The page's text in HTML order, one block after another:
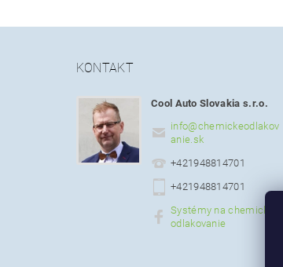
KONTAKT
Cool Auto Slovakia s.r.o.
info@chemickeodlakov
anie.sk
+421948814701
+421948814701
Systémy na chemické
odlakovanie